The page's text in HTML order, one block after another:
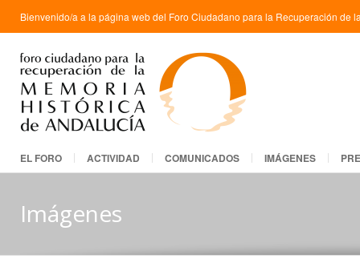
Bienvenido/a a la página web del Foro Ciudadano para la Recuperación de
EL FORO ACTIVIDAD COMUNICADOS IMÁGENES
Imágenes